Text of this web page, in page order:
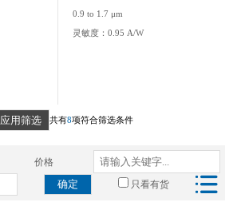
0.9 to 1.7 μm
灵敏度：0.95 A/W
应用筛选 共有8项符合筛选条件
价格
确定 只看有货